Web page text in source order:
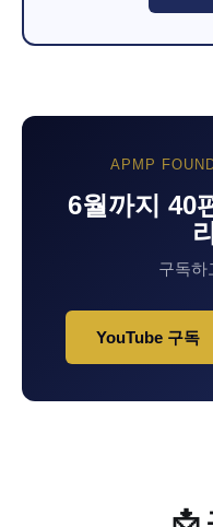
APMP
6월까지 40
구독하
YouTube 구독